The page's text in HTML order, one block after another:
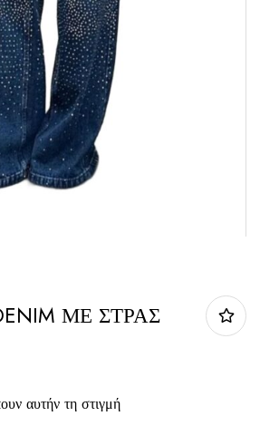
ΜΕ ΣΤΡΑΣ
αυτήν τη στιγμή